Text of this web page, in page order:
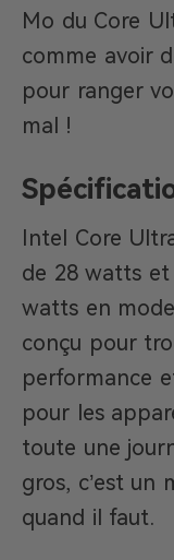
Mo du Core
comme avoir
pour ranger
mal !
Intel Core
de 28 watts et
watts en
conçu pour
performance
pour les
toute une
gros, c’est un
quand il faut.